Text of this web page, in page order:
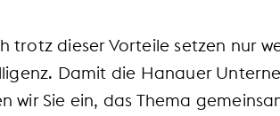
trotz dieser Vorteile setzen nur
Damit die Hanauer
wir Sie ein, das Thema